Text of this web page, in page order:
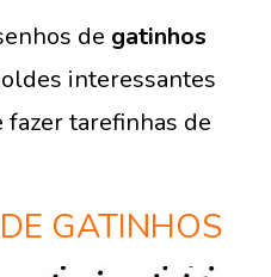
de gatinhos
interessantes
fazer tarefinhas de
GATINHOS